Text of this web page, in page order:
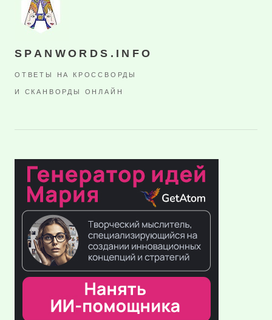
SPANWORDS.INFO
ОТВЕТЫ НА КРОССВОРДЫ
И СКАНВОРДЫ ОНЛАЙН